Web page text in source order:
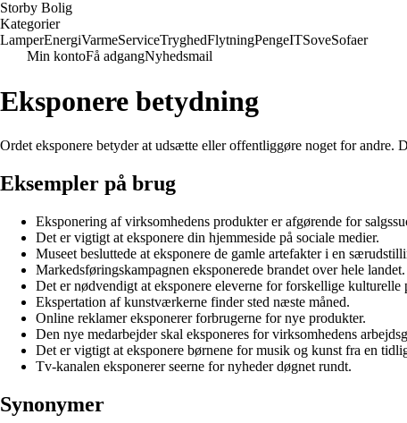
Storby Bolig
Kategorier
LamperEnergiVarmeServiceTryghedFlytningPengeITSoveSofaer
Min kontoFå adgangNyhedsmail
Eksponere betydning
Ordet eksponere betyder at udsætte eller offentliggøre noget for andre.
Eksempler på brug
Eksponering af virksomhedens produkter er afgørende for
Det er vigtigt at eksponere din hjemmeside på sociale medier.
Museet besluttede at eksponere de gamle artefakter i en
Markedsføringskampagnen eksponerede brandet over hele landet.
Det er nødvendigt at eksponere eleverne for forskellige kulturelle
Ekspertation af kunstværkerne finder sted næste måned.
Online reklamer eksponerer forbrugerne for nye produkter.
Den nye medarbejder skal eksponeres for virksomhedens
Det er vigtigt at eksponere børnene for musik og kunst fra en
Tv-kanalen eksponerer seerne for nyheder døgnet rundt.
Synonymer